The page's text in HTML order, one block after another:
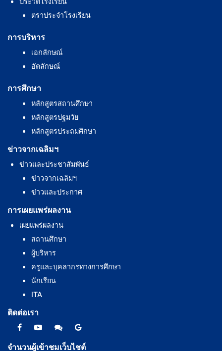
ตราประจำโรงเรียน
การบริหาร
เอกลักษณ์
อัตลักษณ์
การศึกษา
หลักสูตรสถานศึกษา
หลักสูตรปฐมวัย
หลักสูตรประถมศึกษา
ข่าวจากเฉลิมฯ
ข่าวและประชาสัมพันธ์
ข่าวจากเฉลิมฯ
ข่าวและประกาศ
การเผยแพร่ผลงาน
เผยแพร่ผลงาน
สถานศึกษา
ผู้บริหาร
ครูและบุคลากรทางการศึกษา
นักเรียน
ITA
ติดต่อเรา
จำนวนผู้เข้าชมเว็บไชต์